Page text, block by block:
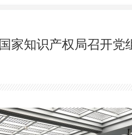
国家知识产权局召开党